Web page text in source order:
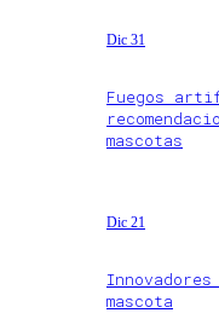
Dic 31
Fuegos
mascotas
Dic 21
mascota